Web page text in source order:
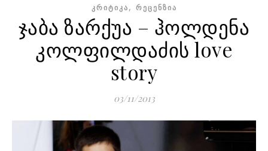
ᲙᲠᲘᲢᲘᲙᲐ, ᲠᲔᲪᲔᲜᲖᲘᲐ
ჯაბა ზარქუა – ჰოლდენა
კოლფილდაძის love
story
03/11/2013